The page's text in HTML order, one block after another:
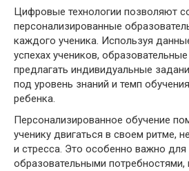
Цифровые технологии позволяют
персонализированные
каждого ученика. Используя
успехах учеников,
предлагать индивидуальные
под уровень знаний и темп
ребенка.
Персонализированное обучение
ученику двигаться в своем ритме,
и стресса. Это особенно важно
образовательными